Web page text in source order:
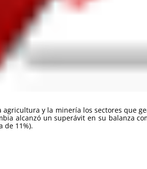
agricultura y la minería los sectores que
alcanzó un superávit en su balanza
de 11%).